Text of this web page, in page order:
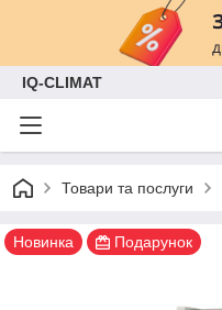
IQ-CLIMAT
Товари та послуги
Новинка Подарунок